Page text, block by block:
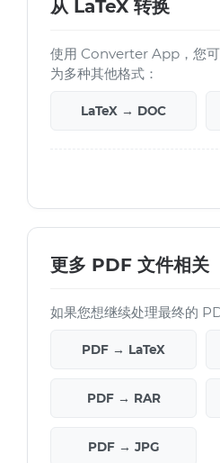
从 LaTeX 转换
使用 Converter App，您可
为多种其他格式：
LaTeX → DOC
更多 PDF 文件相关
如果您想继续处理最终的
PDF → LaTeX
PDF → RAR
PDF → JPG